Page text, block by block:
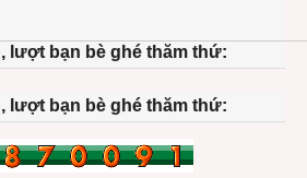
lượt bạn bè ghé thăm thứ:
lượt bạn bè ghé thăm thứ: